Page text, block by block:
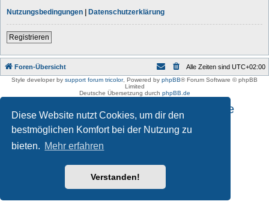
Diese Website nutzt Cookies, um dir den
bestmöglichen Komfort bei der Nutzung zu
bieten. Mehr erfahren
Verstanden!
Nutzungsbedingungen | Datenschutzerklärung
Registrieren
Foren-Übersicht Alle Zeiten sind UTC+02:00
Style developer by support forum tricolor, Powered by phpBB® Forum Software © phpBB
Limited
Deutsche Übersetzung durch phpBB.de
Impressum und Datenschutzhinweise